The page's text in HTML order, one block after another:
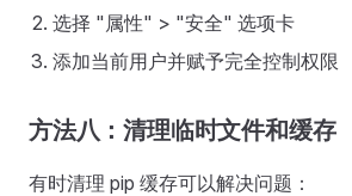
选择 "属性" > "安全" 选项卡
添加当前用户并赋予完全控制权限
方法八：清理临时文件和缓存
有时清理 pip 缓存可以解决问题：